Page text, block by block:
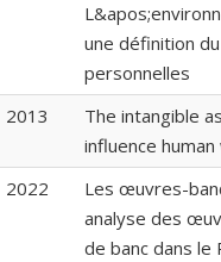
une définition
personnelles
2013
The intangible
influence
2022
Les œuvres-
analyse des
de banc dans le